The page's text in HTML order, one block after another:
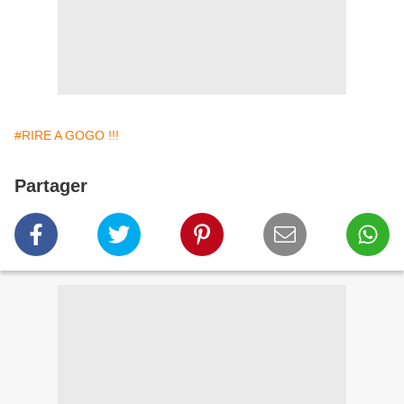
#RIRE A GOGO !!!
Partager